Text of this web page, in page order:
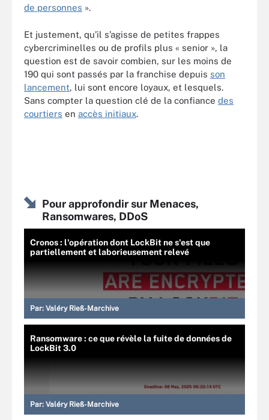
de personnes ».
Et justement, qu’il s’agisse de petites frappes
cybercriminelles ou de profils plus « senior », la
question est de savoir combien, sur les moins de
190 qui sont passés par la franchise depuis son
lancement, lui sont encore loyaux, et lesquels.
Sans compter la question clé de la confiance des
courtiers en accès initiaux.
Pour approfondir sur Menaces,
Ransomwares, DDoS
Cronos : l'opération dont LockBit ne s'est que
partiellement et laborieusement relevé
Par: Valéry Rieß-Marchive
Ransomware : ce que révèle la fuite de données de
LockBit 3.0
Par: Valéry Rieß-Marchive